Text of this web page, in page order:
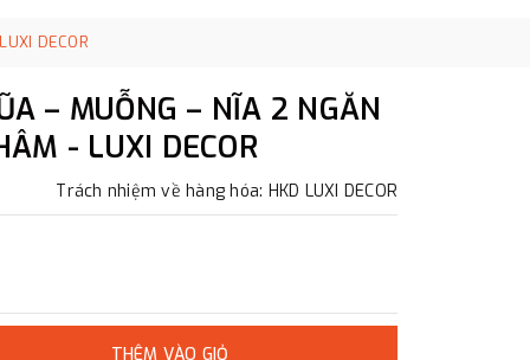
DECOR
– MUỖNG – NĨA 2 NGĂN
- LUXI DECOR
Trách nhiệm về hàng hóa: HKD LUXI DECOR
THÊM VÀO GIỎ